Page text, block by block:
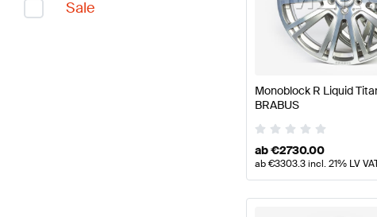
Sale
Monoblock R Liquid
BRABUS
ab€2730.00
ab€3303.3incl. 21% LV